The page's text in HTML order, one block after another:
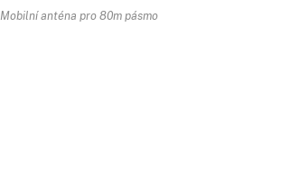
Mobilní anténa pro 80m pásmo